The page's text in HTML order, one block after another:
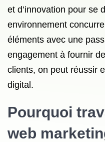
et d’innovation pour se
environnement
éléments avec une
engagement à fournir
clients, on peut réussir
digital.
Pourquoi
web